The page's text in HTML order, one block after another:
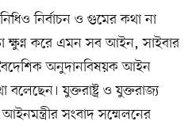
নির্বাচন ও গুমের কথা না
ক্ষুণ্ন করে এমন সব আইন, সাইবার
অনুদানবিষয়ক আইন
যুক্তরাষ্ট্র ও যুক্তরাজ্য
আইনমন্ত্রীর সংবাদ সম্মেলনের